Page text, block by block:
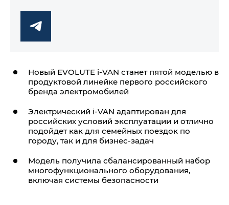
Новый EVOLUTE i‑VAN станет пятой моделью в
продуктовой линейке первого российского
бренда электромобилей
Электрический i‑VAN адаптирован для
российских условий эксплуатации и отлично
подойдет как для семейных поездок по
городу, так и для бизнес-задач
Модель получила сбалансированный набор
многофункционального оборудования,
включая системы безопасности